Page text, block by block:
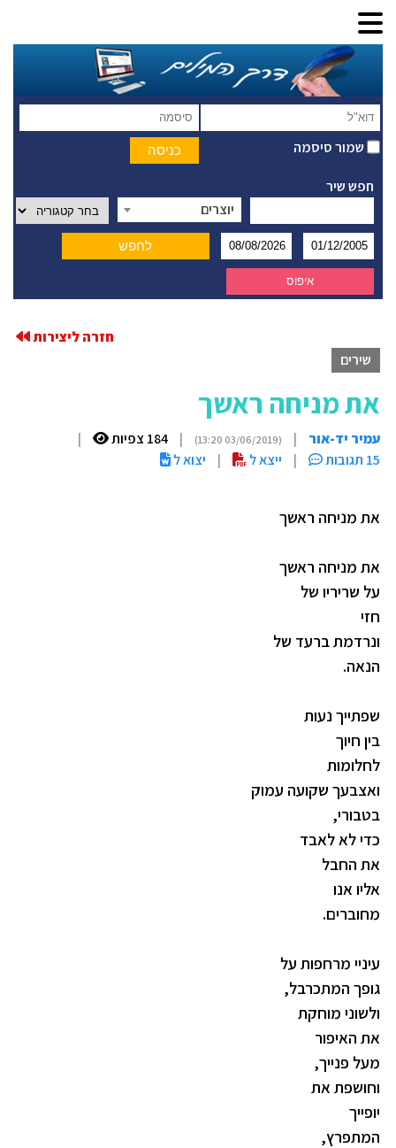
שמור סיסמה
חפש שיר
יוצרים
חזרה ליצירות
שירים
את מניחה ראשך
עמיר יד-אור |
(03/06/2019 13:20)
| 184 צפיות
|
15 תגובות
| ייצא ל | יצוא ל
את מניחה ראשך
את מניחה ראשך
על שריריו של
חזי
ונרדמת ברעד של
הנאה.
שפתייך נעות
בין חיוך
לחלומות
ואצבעך שקועה עמוק
בטבורי,
כדי לא לאבד
את החבל
אליו אנו
מחוברים.
עיניי מרחפות על
גופך המתכרבל,
ולשוני מוחקת
את האיפור
מעל פנייך,
וחושפת את
יופייך
המתפרץ,